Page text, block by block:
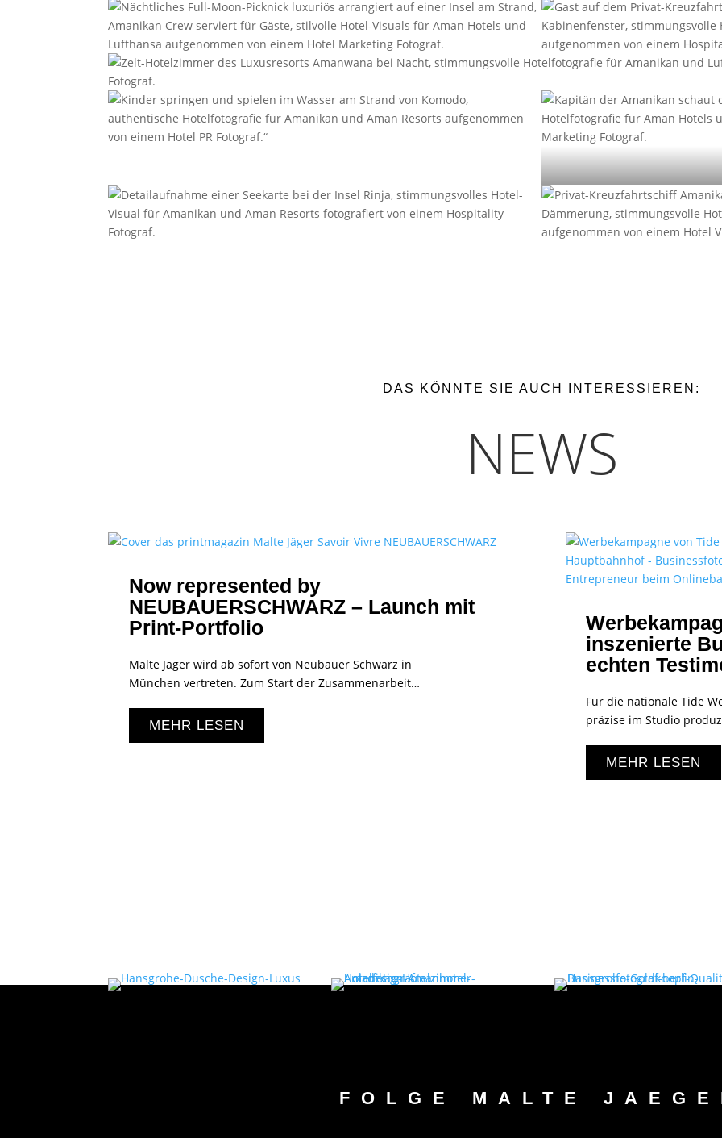
DAS KÖNNTE SIE AUCH INTERESSIEREN:
NEWS
Now represented by
NEUBAUERSCHWARZ – Launch mit
Print-Portfolio
Malte Jäger wird ab sofort von Neubauer Schwarz in
München vertreten. Zum Start der Zusammenarbeit…
MEHR LESEN
inszenierte
echten
Für die nationale Tide
präzise im Studio
MEHR LESEN
FOLGE MALTE